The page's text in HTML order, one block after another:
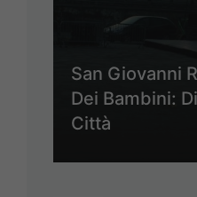
San Giovanni
Dei Bambini:
Città